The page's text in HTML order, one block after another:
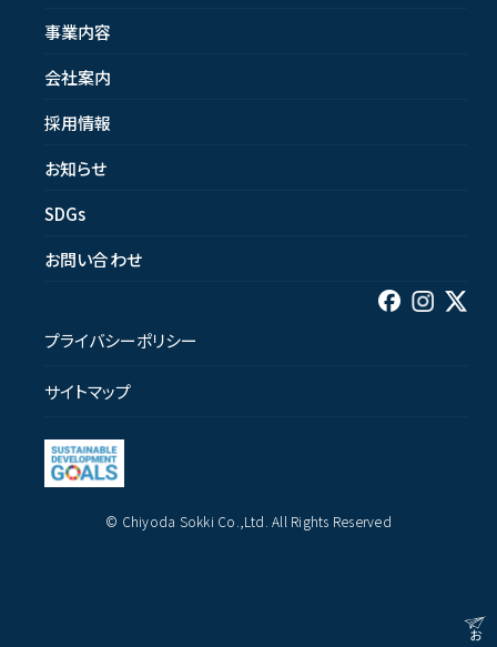
事業内容
会社案内
採用情報
お知らせ
SDGs
お問い合わせ
プライバシーポリシー
サイトマップ
© Chiyoda Sokki Co.,Ltd. All Rights Reserved